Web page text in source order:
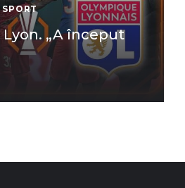
SPORT
Lyon. „A început